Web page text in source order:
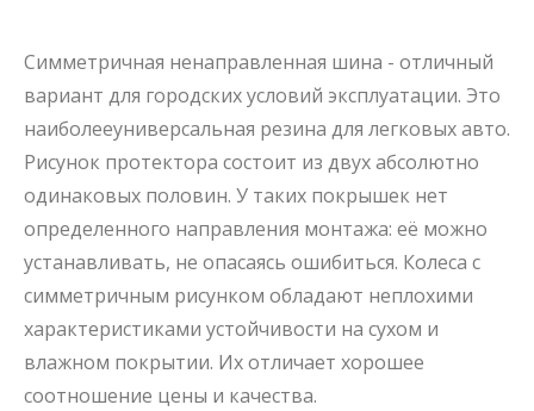
Симметричная ненаправленная шина - отличный
вариант для городских условий эксплуатации. Это
наиболееуниверсальная резина для легковых авто.
Рисунок протектора состоит из двух абсолютно
одинаковых половин. У таких покрышек нет
определенного направления монтажа: её можно
устанавливать, не опасаясь ошибиться. Колеса с
симметричным рисунком обладают неплохими
характеристиками устойчивости на сухом и
влажном покрытии. Их отличает хорошее
соотношение цены и качества.